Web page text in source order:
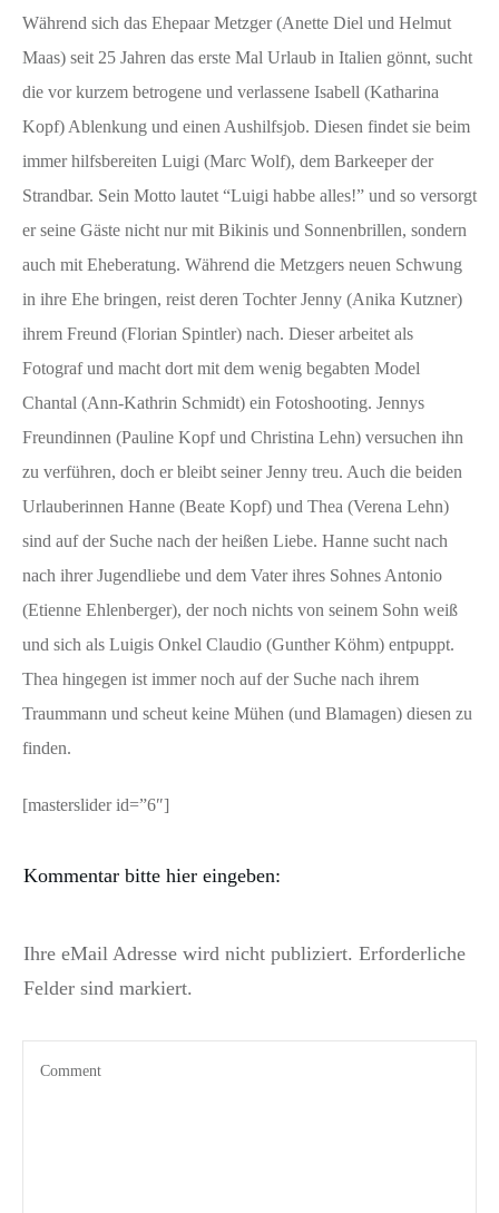
Während sich das Ehepaar Metzger (Anette Diel und Helmut
Maas) seit 25 Jahren das erste Mal Urlaub in Italien gönnt, sucht
die vor kurzem betrogene und verlassene Isabell (Katharina
Kopf) Ablenkung und einen Aushilfsjob. Diesen findet sie beim
immer hilfsbereiten Luigi (Marc Wolf), dem Barkeeper der
Strandbar. Sein Motto lautet “Luigi habbe alles!” und so versorgt
er seine Gäste nicht nur mit Bikinis und Sonnenbrillen, sondern
auch mit Eheberatung. Während die Metzgers neuen Schwung
in ihre Ehe bringen, reist deren Tochter Jenny (Anika Kutzner)
ihrem Freund (Florian Spintler) nach. Dieser arbeitet als
Fotograf und macht dort mit dem wenig begabten Model
Chantal (Ann-Kathrin Schmidt) ein Fotoshooting. Jennys
Freundinnen (Pauline Kopf und Christina Lehn) versuchen ihn
zu verführen, doch er bleibt seiner Jenny treu. Auch die beiden
Urlauberinnen Hanne (Beate Kopf) und Thea (Verena Lehn)
sind auf der Suche nach der heißen Liebe. Hanne sucht nach
nach ihrer Jugendliebe und dem Vater ihres Sohnes Antonio
(Etienne Ehlenberger), der noch nichts von seinem Sohn weiß
und sich als Luigis Onkel Claudio (Gunther Köhm) entpuppt.
Thea hingegen ist immer noch auf der Suche nach ihrem
Traummann und scheut keine Mühen (und Blamagen) diesen zu
finden.
[masterslider id=”6″]
Kommentar bitte hier eingeben:
Ihre eMail Adresse wird nicht publiziert. Erforderliche
Felder sind markiert.